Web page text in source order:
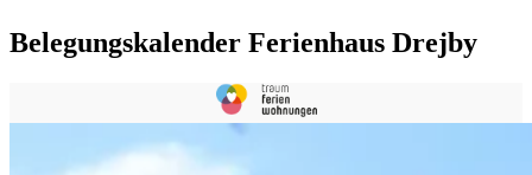
Belegungskalender Ferienhaus Drejby